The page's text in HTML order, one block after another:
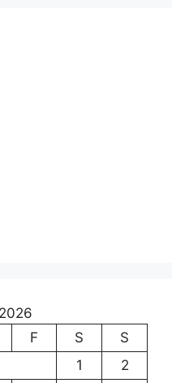
F S
S
1
2